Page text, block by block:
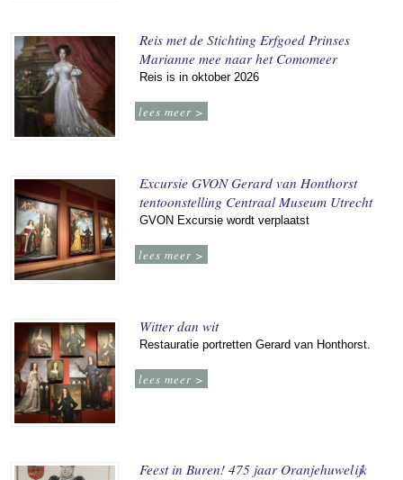
Reis met de Stichting Erfgoed Prinses
Marianne mee naar het Comomeer
Reis is in oktober 2026
lees meer >
Excursie GVON Gerard van Honthorst
tentoonstelling Centraal Museum Utrecht
GVON Excursie wordt verplaatst
lees meer >
Witter dan wit
Restauratie portretten Gerard van Honthorst.
lees meer >
Feest in Buren! 475 jaar Oranjehuwelijk